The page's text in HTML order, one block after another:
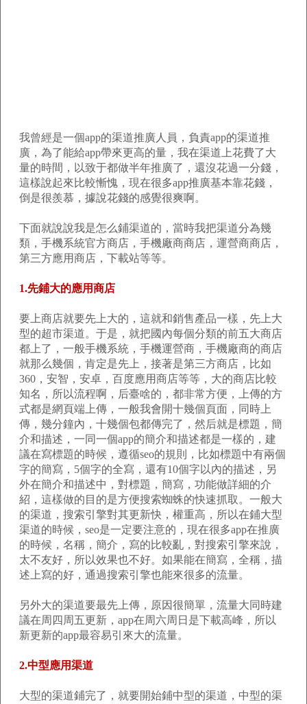
我曾經是一個app的渠道推廣人員，負責app的渠道推
廣，為了能給app帶來更高的量，我在渠道上花費了大
量的時間，以致于都做半年推廣了，還沒花過一分錢，
這樣說起來比較慚愧，現在很多app推廣基本靠花錢，
倒是很羨慕，據說花錢的感覺很爽啊。
下面就說說我是怎么鋪渠道的，當時我把渠道分為幾
類，手機系統官方商店，手機廠商商店，運營商商店，
第三方應用商店，下載站等等。
1.先鋪大的應用商店
要上商店就要先上大的，這就和銷售產品一樣，先上大
型的超市渠道。于是，就把國內每個分類的前五大商店
都上了，一般手機系統，手機運營商，手機廠商的商店
就那么幾個，肯定是先上，接著是第三方商店，比如
360，安智，安卓，百度應用商店等等，大的商店比較
知名，所以流程啊，后臺啥的，都非常方便，上傳的方
式都是網頁端上傳，一般我會開十幾個頁面，同時上
傳，幾分鐘內，十幾個包都傳完了，然后就是標題，簡
介和描述，一同一個app的簡介和描述都是一樣的，建
議在寫標題的時候，遵循seo的規則，比如標題中有兩個
字的簡寫，5個字的全寫，還有10個字以內的描述，另
外在簡介和描述中，對標題，簡寫，功能做詳細的介
紹，這樣做的目的是方便搜索蜘蛛的快速抓取。一般大
的渠道，搜索引擎對其更新快，權重高，所以在鋪大型
渠道的時候，seo是一定要注意的，現在很多app在推廣
的時候，名稱，簡介，寫的比較亂，對搜索引擎來說，
太不友好，所以效果也不好。如果能在簡寫，全稱，描
述上寫的好，通過搜索引擎也能來很多的流量。
另外大的渠道要最先上傳，原因很簡單，流量大同時建
議在周四周五更新，app在周六周日是下載高峰，所以
新更新的app最容易引來大的流量。
2.中型應用渠道
大型的渠道鋪完了，就要開始鋪中型的渠道，中型的渠